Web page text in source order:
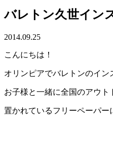
バレトン久世イン
2014.09.25
こんにちは！
オリンピアでバレトンのイ
お子様と一緒に全国のアウト
置かれているフリーペーパー